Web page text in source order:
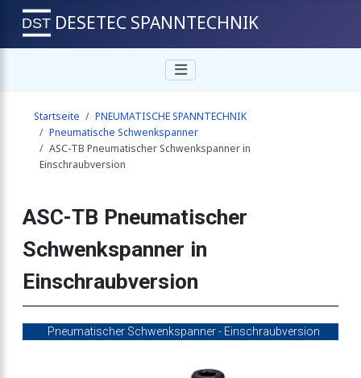
in Einschraubversion
DESETEC SPANNTECHNIK
Startseite
PNEUMATISCHE SPANNTECHNIK
Pneumatische Schwenkspanner
ASC-TB Pneumatischer Schwenkspanner in
Einschraubversion
ASC-TB Pneumatischer
Schwenkspanner in
Einschraubversion
Pneumatischer Schwenkspanner - Einschraubversion